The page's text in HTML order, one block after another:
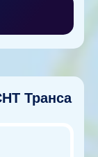
Транса